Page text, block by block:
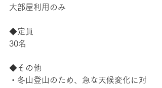
大部屋利用のみ
◆定員
30名
◆その他
・冬山登山のため、急な天候変化に対